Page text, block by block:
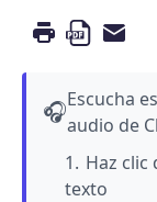
🎧Escucha
audio de
Haz
texto